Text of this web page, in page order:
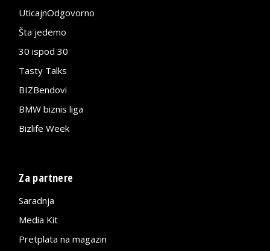
UticajnOdgovorno
Šta jedemo
30 ispod 30
Tasty Talks
BIZBendovi
BMW biznis liga
Bizlife Week
Za partnere
Saradnja
Media Kit
Pretplata na magazin